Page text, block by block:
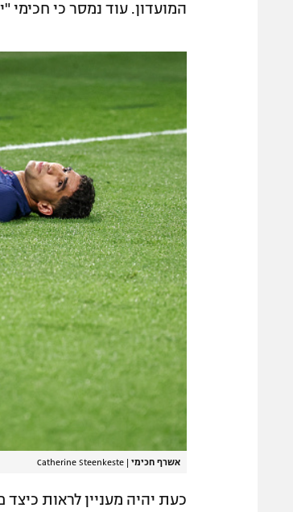
המועדון. עוד נמסר כי
אשרף חכימי |
Catherine Steenkeste
כעת יהיה מעניין לראות